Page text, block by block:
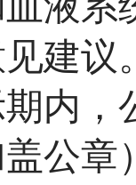
建议
内，
公章